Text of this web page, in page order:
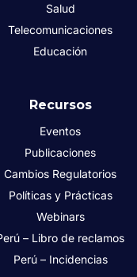
Salud
Telecomunicaciones
Educación
Recursos
Eventos
Publicaciones
Cambios Regulatorios
Políticas y Prácticas
Webinars
– Libro de reclamos
Perú – Incidencias